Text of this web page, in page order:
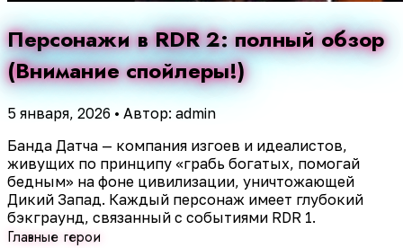
Персонажи в RDR 2: полный обзор
(Внимание спойлеры!)
5 января, 2026 • Автор: admin
Банда Датча — компания изгоев и идеалистов,
живущих по принципу «грабь богатых, помогай
бедным» на фоне цивилизации, уничтожающей
Дикий Запад. Каждый персонаж имеет глубокий
бэкграунд, связанный с событиями RDR 1.
Главные герои